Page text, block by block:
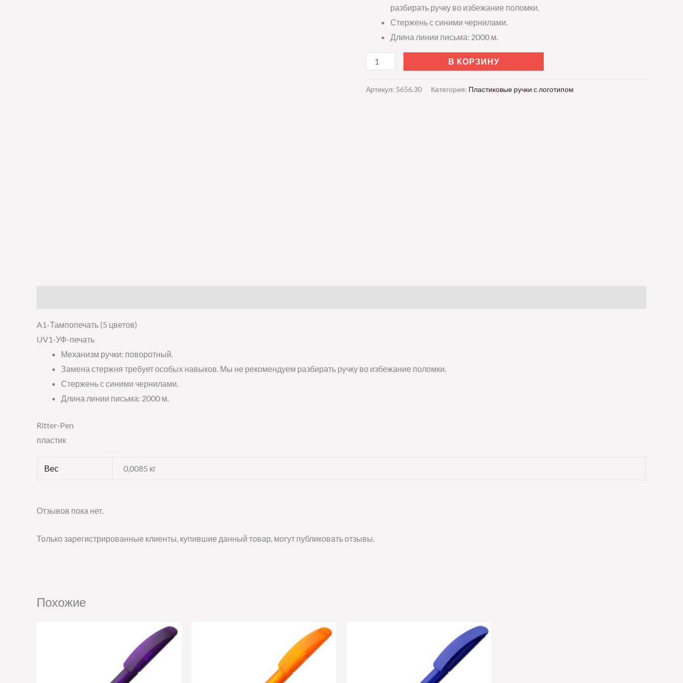
разбирать ручку во избежание поломки.
Стержень с синими чернилами.
Длина линии письма: 2000 м.
В КОРЗИНУ
Артикул: 5656.30 Категория: Пластиковые ручки с логотипом
A1-Тампопечать (5 цветов)
UV1-УФ-печать
Механизм ручки: поворотный.
Замена стержня требует особых навыков. Мы не рекомендуем разбирать ручку во избежание поломки.
Стержень с синими чернилами.
Длина линии письма: 2000 м.
Ritter-Pen
пластик
Вес 0,0085 кг
Отзывов пока нет.
Только зарегистрированные клиенты, купившие данный товар, могут публиковать отзывы.
Похожие